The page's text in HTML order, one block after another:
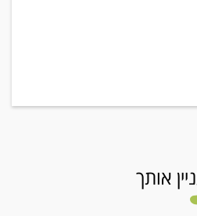
אותך